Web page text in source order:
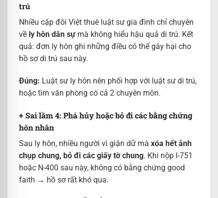
trú
Nhiều cặp đôi Việt thuê luật sư gia đình chỉ chuyên
về ly hôn dân sựmà không hiểu hậu quả di trú. Kết
quả: đơn ly hôn ghi những điều có thể gây hại cho
hồ sơ di trú sau này.
Đúng: Luật sư ly hôn nên phối hợp với luật sư di trú,
hoặc tìm văn phòng có cả 2 chuyên môn.
+ Sai lầm 4: Phá hủy hoặc bỏ đi các bằng chứng
hôn nhân
Sau ly hôn, nhiều người vì giận dữ mà xóa hết ảnh
chụp chung, bỏ đi các giấy tờ chung. Khi nộp I-751
hoặc N-400 sau này, không có bằng chứng good
faith → hồ sơ rất khó qua.